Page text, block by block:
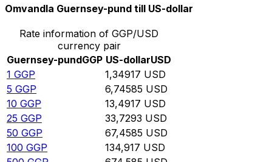
Omvandla Guernsey-pund till US-dollar
Rate information of GGP/USD
currency pair
Guernsey-pundGGP US-dollarUSD
1 GGP 1,34917 USD
5 GGP 6,74585 USD
10 GGP 13,4917 USD
25 GGP 33,7293 USD
50 GGP 67,4585 USD
100 GGP 134,917 USD